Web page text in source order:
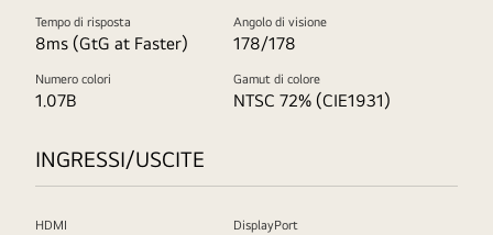
Tempo di risposta
8ms (GtG at Faster)
Angolo di visione
178/178
Numero colori
1.07B
Gamut di colore
NTSC 72% (CIE1931)
INGRESSI/USCITE
HDMI DisplayPort